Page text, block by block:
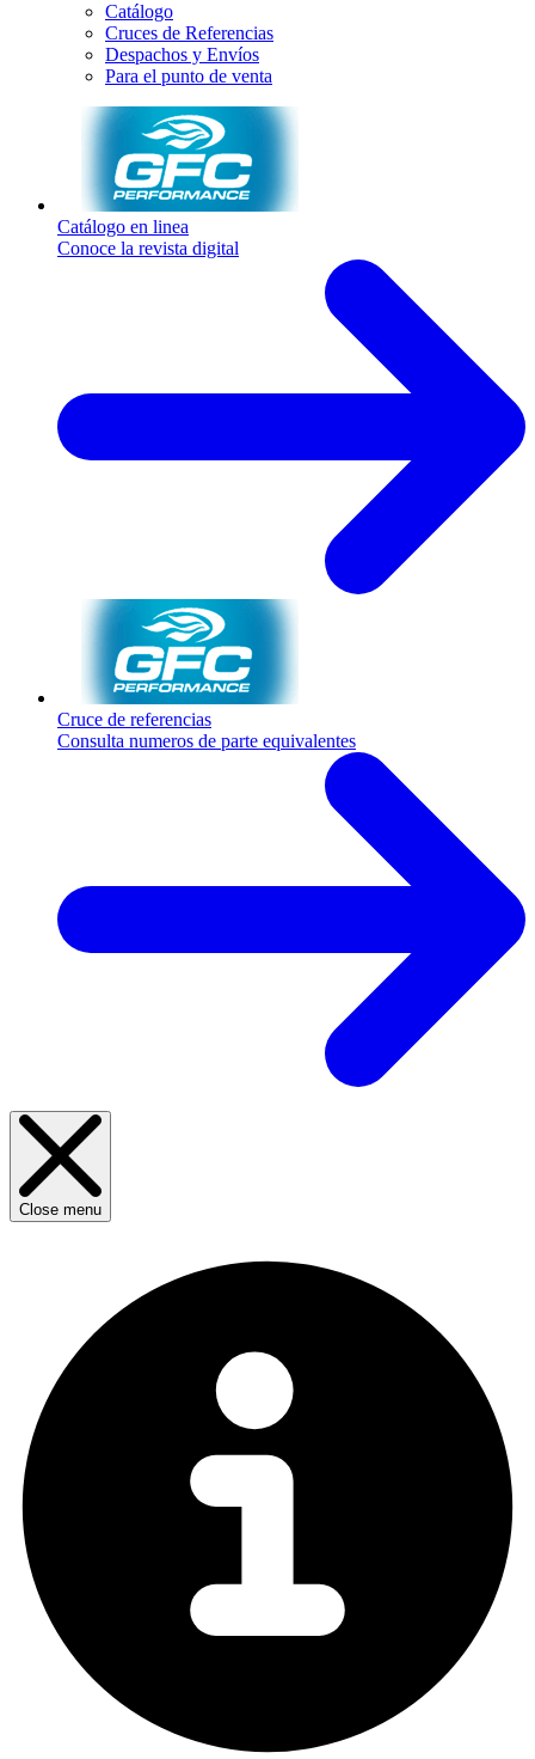
Catálogo
Cruces de Referencias
Despachos y Envíos
Para el punto de venta
Catálogo en linea
Conoce la revista digital
Cruce de referencias
Consulta numeros de parte equivalentes
Close menu